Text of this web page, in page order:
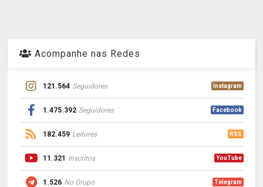
Acompanhe nas Redes
121.564 Seguidores Instagram
1.475.392 Seguidores Facebook
182.459 Leitores RSS
11.321 Inscritos YouTube
1.526 No Grupo Telegram